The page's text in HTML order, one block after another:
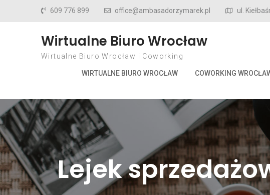
Skip to content609 776 899 office@ambasadorzymarek.pl ul.
Wirtualne Biuro Wrocław
Wirtualne Biuro Wrocław i Coworking
WIRTUALNE BIURO WROCŁAW COWORKING
Lejek